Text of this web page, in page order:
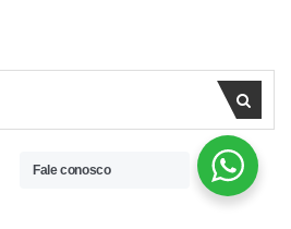
Fale conosco